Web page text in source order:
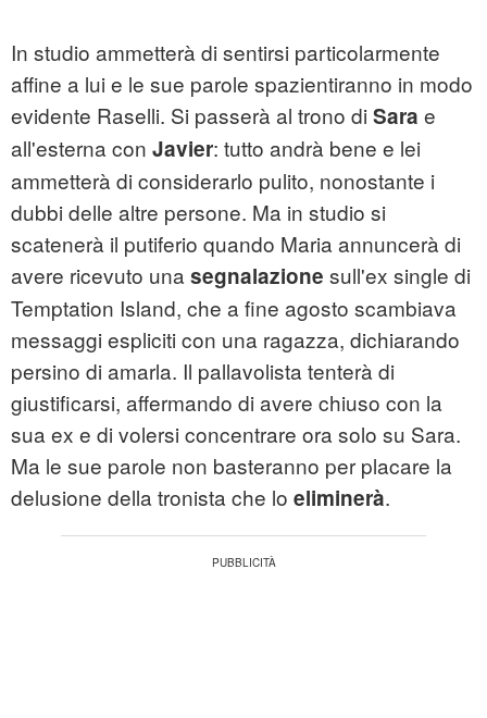
In studio ammetterà di sentirsi particolarmente
affine a lui e le sue parole spazientiranno in modo
evidente Raselli. Si passerà al trono di Sara e
all'esterna con Javier: tutto andrà bene e lei
ammetterà di considerarlo pulito, nonostante i
dubbi delle altre persone. Ma in studio si
scatenerà il putiferio quando Maria annuncerà di
avere ricevuto una segnalazione sull'ex single di
Temptation Island, che a fine agosto scambiava
messaggi espliciti con una ragazza, dichiarando
persino di amarla. Il pallavolista tenterà di
giustificarsi, affermando di avere chiuso con la
sua ex e di volersi concentrare ora solo su Sara.
Ma le sue parole non basteranno per placare la
delusione della tronista che lo eliminerà.